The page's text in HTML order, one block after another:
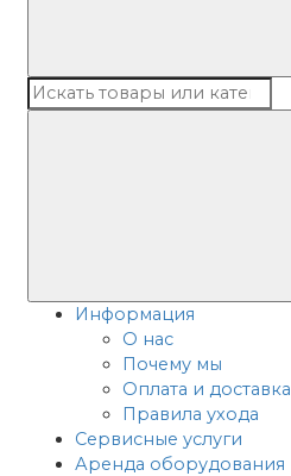
Информация
О нас
Почему мы
Оплата и доставка
Правила ухода
Сервисные услуги
Аренда оборудования